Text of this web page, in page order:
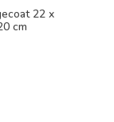
22 x
cm